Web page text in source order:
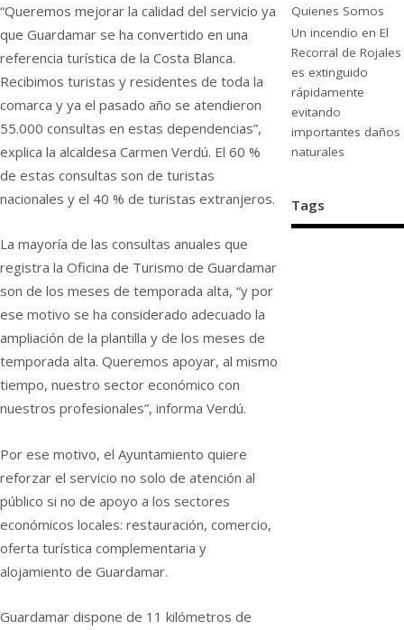
“Queremos mejorar la calidad del servicio ya
que Guardamar se ha convertido en una
referencia turística de la Costa Blanca.
Recibimos turistas y residentes de toda la
comarca y ya el pasado año se atendieron
55.000 consultas en estas dependencias”,
explica la alcaldesa Carmen Verdú. El 60 %
de estas consultas son de turistas
nacionales y el 40 % de turistas extranjeros.
La mayoría de las consultas anuales que
registra la Oficina de Turismo de Guardamar
son de los meses de temporada alta, “y por
ese motivo se ha considerado adecuado la
ampliación de la plantilla y de los meses de
temporada alta. Queremos apoyar, al mismo
tiempo, nuestro sector económico con
nuestros profesionales”, informa Verdú.
Por ese motivo, el Ayuntamiento quiere
reforzar el servicio no solo de atención al
público si no de apoyo a los sectores
económicos locales: restauración, comercio,
oferta turística complementaria y
alojamiento de Guardamar.
Guardamar dispone de 11 kilómetros de
Quienes Somos
Un incendio en El
Recorral de Rojales
es extinguido
rápidamente
evitando
importantes daños
naturales
Tags